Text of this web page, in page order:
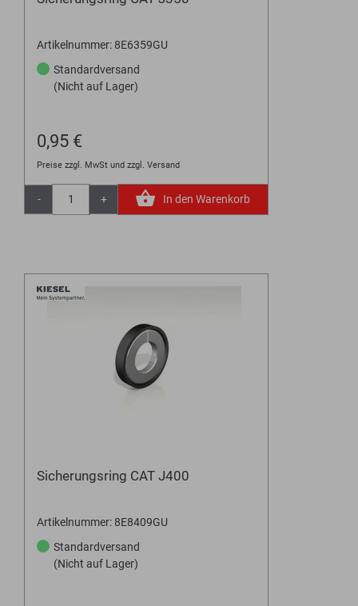
Artikelnummer: 8E6359GU
Standardversand
(Nicht auf Lager)
0,95 €
Preise zzgl. MwSt und zzgl. Versand
- + In den Warenkorb
Sicherungsring CAT J400
Artikelnummer: 8E8409GU
Standardversand
(Nicht auf Lager)